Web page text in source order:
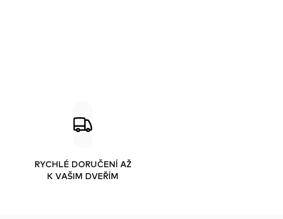
RYCHLÉ DORUČENÍ AŽ
K VAŠIM DVEŘÍM